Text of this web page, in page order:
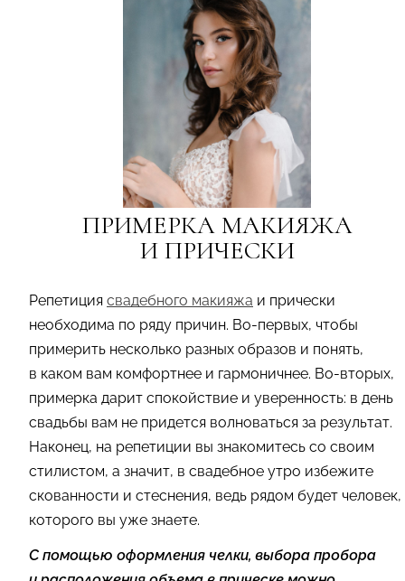
ПРИМЕРКА МАКИЯЖА
И ПРИЧЕСКИ
Репетиция свадебного макияжа и прически
необходима по ряду причин. Во-первых, чтобы
примерить несколько разных образов и понять,
в каком вам комфортнее и гармоничнее. Во-вторых,
примерка дарит спокойствие и уверенность: в день
свадьбы вам не придется волноваться за результат.
Наконец, на репетиции вы знакомитесь со своим
стилистом, а значит, в свадебное утро избежите
скованности и стеснения, ведь рядом будет человек,
которого вы уже знаете.
С помощью оформления челки, выбора пробора